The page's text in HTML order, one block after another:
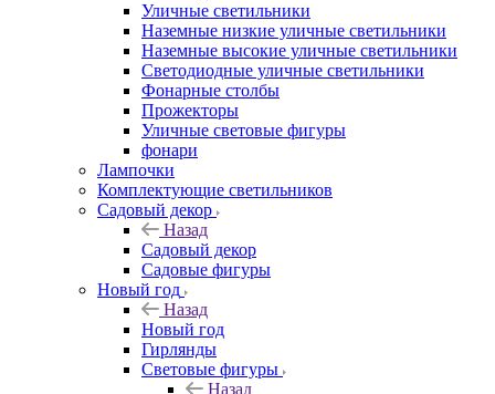
Уличные светильники
Наземные низкие уличные светильники
Наземные высокие уличные светильники
Светодиодные уличные светильники
Фонарные столбы
Прожекторы
Уличные световые фигуры
фонари
Лампочки
Комплектующие светильников
Садовый декор
Назад
Садовый декор
Садовые фигуры
Новый год
Назад
Новый год
Гирлянды
Световые фигуры
Назад